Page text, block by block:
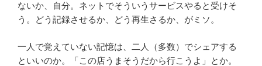
ないか、自分。ネットでそういうサービスやると受けそ
う。どう記録させるか、どう再生さるか、がミソ。
一人で覚えていない記憶は、二人（多数）でシェアする
といいのか。「この店うまそうだから行こうよ」とか。